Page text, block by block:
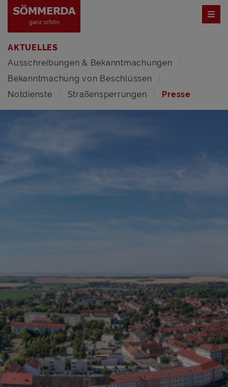
AKTUELLES
Ausschreibungen & Bekanntmachungen
Bekanntmachung von Beschlüssen
Notdienste
Straßensperrungen Presse